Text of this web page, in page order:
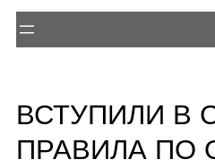
ВСТУПИЛИ В
ПРАВИЛА ПО